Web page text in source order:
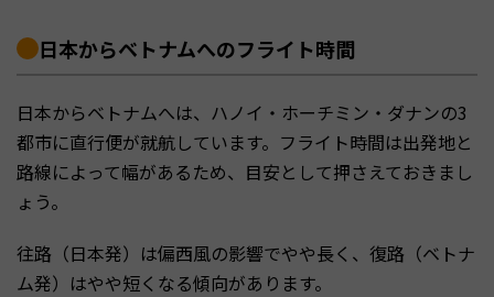
日本からベトナムへのフライト時間
日本からベトナムへは、ハノイ・ホーチミン・ダナンの3
都市に直行便が就航しています。フライト時間は出発地と
路線によって幅があるため、目安として押さえておきまし
ょう。
往路（日本発）は偏西風の影響でやや長く、復路（ベトナ
ム発）はやや短くなる傾向があります。